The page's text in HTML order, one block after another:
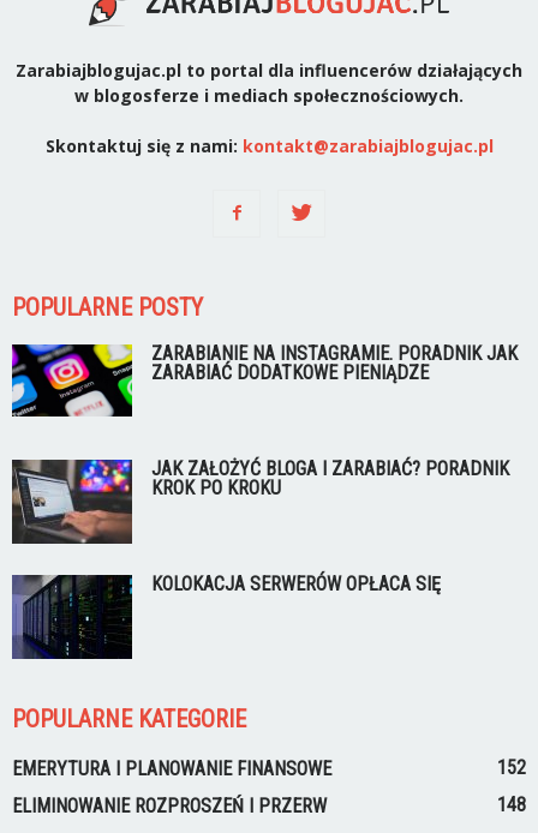
Zarabiajblogujac.pl to portal dla influencerów działających
w blogosferze i mediach społecznościowych.
Skontaktuj się z nami: kontakt@zarabiajblogujac.pl
POPULARNE POSTY
ZARABIANIE NA INSTAGRAMIE. PORADNIK JAK
ZARABIAĆ DODATKOWE PIENIĄDZE
JAK ZAŁOŻYĆ BLOGA I ZARABIAĆ? PORADNIK
KROK PO KROKU
KOLOKACJA SERWERÓW OPŁACA SIĘ
POPULARNE KATEGORIE
EMERYTURA I PLANOWANIE FINANSOWE
152
ELIMINOWANIE ROZPROSZEŃ I PRZERW
148